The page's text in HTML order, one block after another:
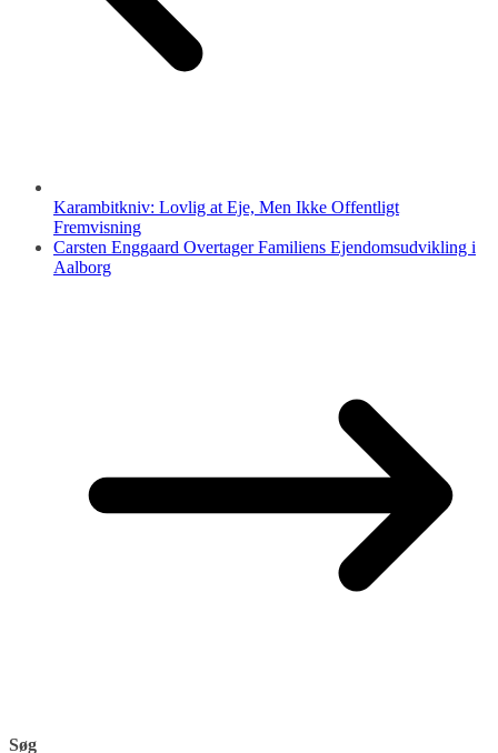
Karambitkniv: Lovlig at Eje, Men Ikke Offentligt
Fremvisning
Carsten Enggaard Overtager Familiens Ejendomsudvikling i
Aalborg
Søg